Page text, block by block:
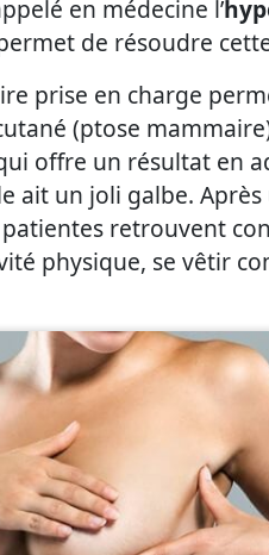
en médecine l’
de résoudre
prise en charge
(ptose
offre un résultat en
ait un joli galbe.
retrouvent
physique, se vêtir